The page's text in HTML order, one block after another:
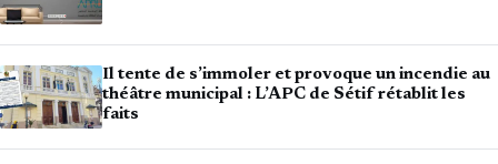
Il tente de s’immoler et provoque un incendie au
théâtre municipal : L’APC de Sétif rétablit les
faits